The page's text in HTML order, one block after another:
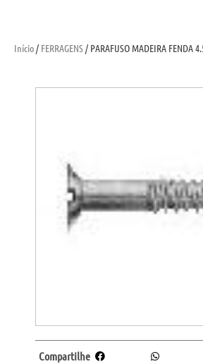
Início/ FERRAGENS/ PARAFUSO MADEIRA FENDA
Compartilhe